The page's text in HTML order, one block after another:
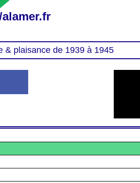
& plaisance de 1939 à 1945